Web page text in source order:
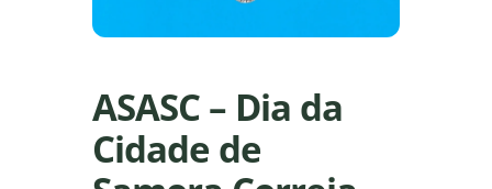
ASASC – Dia da
Cidade de